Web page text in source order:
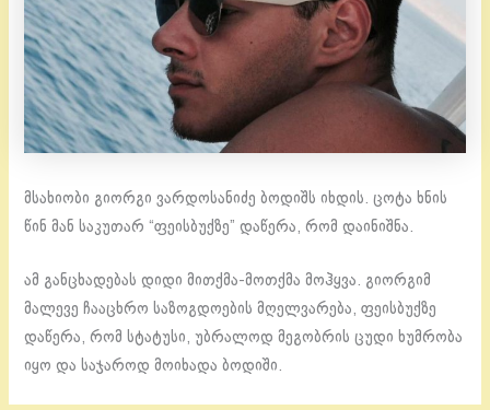
მსახიობი გიორგი ვარდოსანიძე ბოდიშს იხდის. ცოტა ხნის
წინ მან საკუთარ “ფეისბუქზე” დაწერა, რომ დაინიშნა.
ამ განცხადებას დიდი მითქმა-მოთქმა მოჰყვა. გიორგიმ
მალევე ჩააცხრო საზოგდოების მღელვარება, ფეისბუქზე
დაწერა, რომ სტატუსი, უბრალოდ მეგობრის ცუდი ხუმრობა
იყო და საჯაროდ მოიხადა ბოდიში.